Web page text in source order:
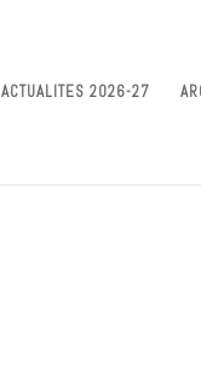
ACTUALITES 2026-27